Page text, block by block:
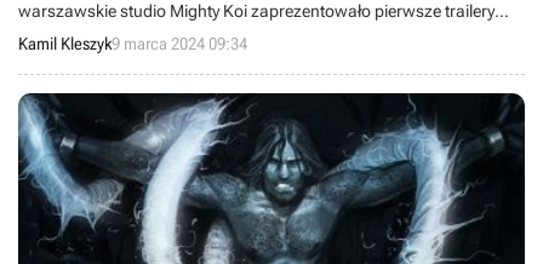
warszawskie studio Mighty Koi zaprezentowało pierwsze trailery
gier na podstawie serii komiksów Thorgal i cyklu powieści Pan
Lodowego Ogrodu.
Kamil Kleszyk9 marca 2024 09:34